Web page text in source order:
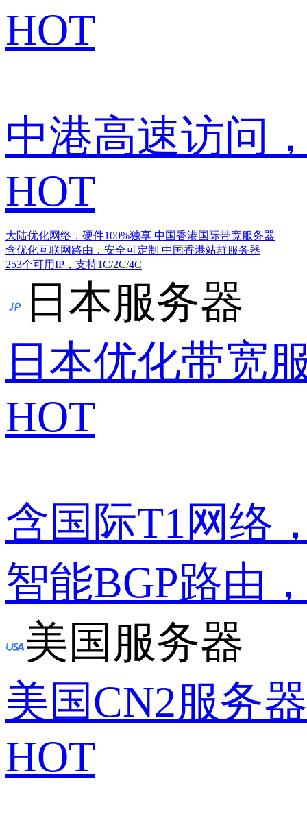
HOT
中港高速访问
HOT
大陆优化网络，硬件100%独享 中国香港国际带宽服务器
含优化互联网路由，安全可定制 中国香港站群服务器
253个可用IP，支持1C/2C/4C
日本服务器
日本优化带宽
HOT
含国际T1网络
智能BGP路由
美国服务器
美国CN2服务器
HOT